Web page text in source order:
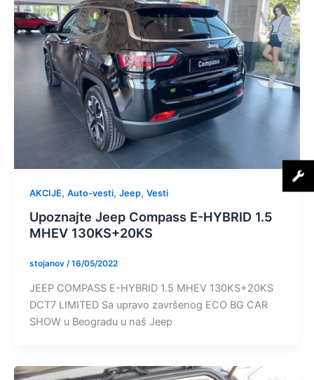
AKCIJE, Auto-vesti, Jeep, Vesti
Upoznajte Jeep Compass E-HYBRID 1.5
MHEV 130KS+20KS
stojanov /16/05/2022
JEEP COMPASS E-HYBRID 1.5 MHEV 130KS+20KS
DCT7 LIMITED Sa upravo završenog ECO BG CAR
SHOW u Beogradu u naš Jeep